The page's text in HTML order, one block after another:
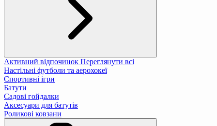
Активний відпочинок Переглянути всі
Настільні футболи та аерохокеї
Спортивні ігри
Батути
Садові гойдалки
Аксесуари для батутів
Роликові ковзани